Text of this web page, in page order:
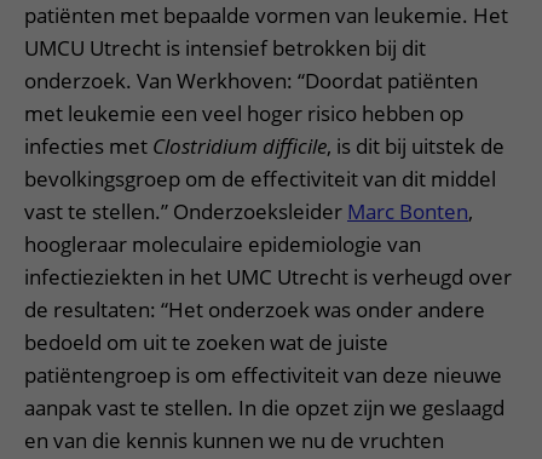
patiënten met bepaalde vormen van leukemie. Het
UMCU Utrecht is intensief betrokken bij dit
onderzoek. Van Werkhoven: “Doordat patiënten
met leukemie een veel hoger risico hebben op
infecties met Clostridium difficile, is dit bij uitstek de
bevolkingsgroep om de effectiviteit van dit middel
vast te stellen.” Onderzoeksleider Marc Bonten,
hoogleraar moleculaire epidemiologie van
infectieziekten in het UMC Utrecht is verheugd over
de resultaten: “Het onderzoek was onder andere
bedoeld om uit te zoeken wat de juiste
patiëntengroep is om effectiviteit van deze nieuwe
aanpak vast te stellen. In die opzet zijn we geslaagd
en van die kennis kunnen we nu de vruchten